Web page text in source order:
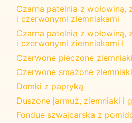
Czarna patelnia z wołowiną,
i czerwonymi ziemniakami
Czarna patelnia z wołowiną,
i czerwonymi ziemniakami I
Czerwone pieczone ziemniaki
Czerwone smażone ziemniaki
Domki z papryką
Duszone jarmuż, ziemniaki i
Fondue szwajcarska z